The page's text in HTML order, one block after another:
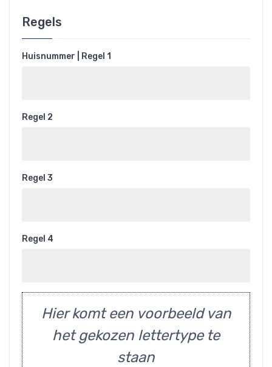
Regels
Huisnummer | Regel 1
Regel 2
Regel 3
Regel 4
Hier komt een voorbeeld van
het gekozen lettertype te
staan